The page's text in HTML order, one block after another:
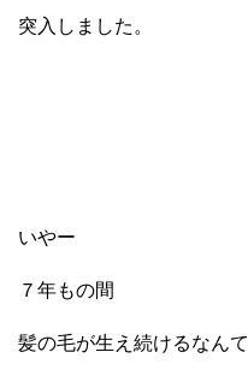
突入しました。
いやー
７年もの間
髪の毛が生え続けるなんて